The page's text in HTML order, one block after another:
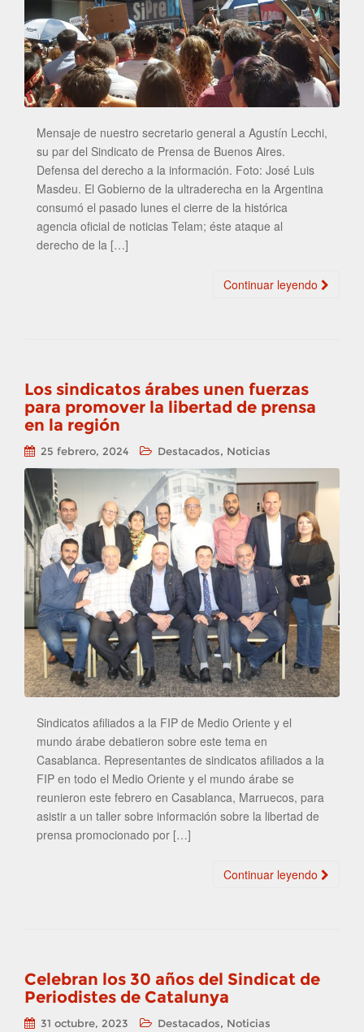
Mensaje de nuestro secretario general a Agustín Lecchi,
su par del Sindicato de Prensa de Buenos Aires.
Defensa del derecho a la información. Foto: José Luis
Masdeu. El Gobierno de la ultraderecha en la Argentina
consumó el pasado lunes el cierre de la histórica
agencia oficial de noticias Telam; éste ataque al
derecho de la […]
Continuar leyendo
Los sindicatos árabes unen fuerzas
para promover la libertad de prensa
en la región
25 febrero, 2024 Destacados, Noticias
Sindicatos afiliados a la FIP de Medio Oriente y el
mundo árabe debatieron sobre este tema en
Casablanca. Representantes de sindicatos afiliados a la
FIP en todo el Medio Oriente y el mundo árabe se
reunieron este febrero en Casablanca, Marruecos, para
asistir a un taller sobre información sobre la libertad de
prensa promocionado por […]
Continuar leyendo
Celebran los 30 años del Sindicat de
Periodistes de Catalunya
31 octubre, 2023 Destacados, Noticias